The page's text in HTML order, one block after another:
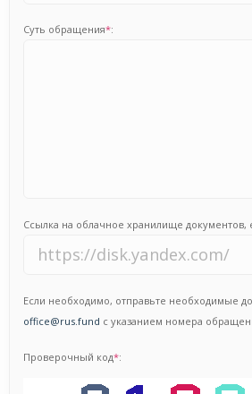
Суть обращения*:
Ссылка на облачное хранилище документов,
Если необходимо, отправьте необходимые
office@rus.fund с указанием номера
Проверочный код*: